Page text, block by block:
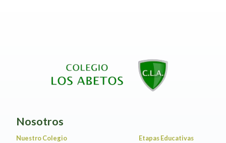
Nosotros
Nuestro Colegio
Etapas Educativas